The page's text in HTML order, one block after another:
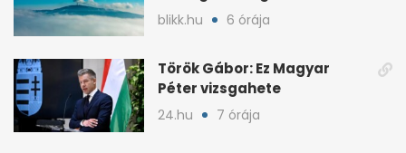
hajszál híján rekord
blikk.hu 6 órája
Török Gábor: Ez Magyar
Péter vizsgahete
24.hu 7 órája